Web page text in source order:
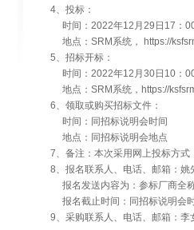
4、投标：
时间：2022年12月29日17：
地点：SRM系统， https://
5、招标开标：
时间：2022年12月30日10：
地点：SRM系统，https://
6、领取或购买招标文件：
时间：同招标说明会时间
地点：同招标说明会地点
7、备注：本次采用网上投标方式
8、报名联系人、电话、邮箱：
报名发送内容为：参标厂商全
报名截止时间：同招标说明会
9、采购联系人、电话、邮箱：